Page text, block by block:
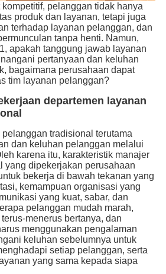
pelanggan tidak hanya
produk dan layanan, tetapi juga
terhadap layanan pelanggan, dan
tanpa henti. Namun,
apakah tanggung jawab layanan
pertanyaan dan keluhan
bagaimana perusahaan dapat
tim layanan pelanggan?
departemen layanan
tradisional terutama
dan keluhan pelanggan melalui
karena itu, karakteristik manajer
yang dipekerjakan perusahaan
bekerja di bawah tekanan yang
kemampuan organisasi yang
yang kuat, sabar, dan
pelanggan mudah marah,
menerus bertanya, dan
menggunakan pengalaman
keluhan sebelumnya untuk
setiap pelanggan, serta
yang sama kepada siapa